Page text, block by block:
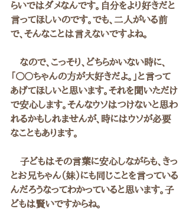
らいではダメなんです。自分をより好きだと
言ってほしいのです。でも、二人がいる前
で、そんなことは言えないですよね。
なので、こっそり、どちらかいない時に、
「○〇ちゃんの方が大好きだよ。」と言って
あげてほしいと思います。それを聞いただけ
で安心します。そんなウソはつけないと思わ
れるかもしれませんが、時にはウソが必要
なこともあります。
子どもはその言葉に安心しながらも、きっ
とお兄ちゃん（妹）にも同じことを言っている
んだろうなってわかっていると思います。子
どもは賢いですからね。